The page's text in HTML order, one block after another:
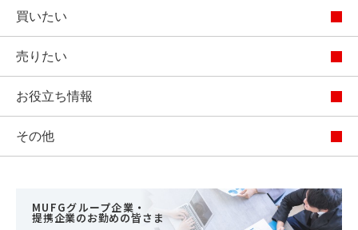
買いたい
売りたい
お役立ち情報
その他
MUFGグループ企業・
提携企業のお勤めの皆さま